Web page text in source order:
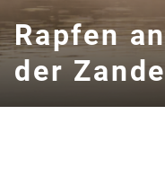
Rapfen
der